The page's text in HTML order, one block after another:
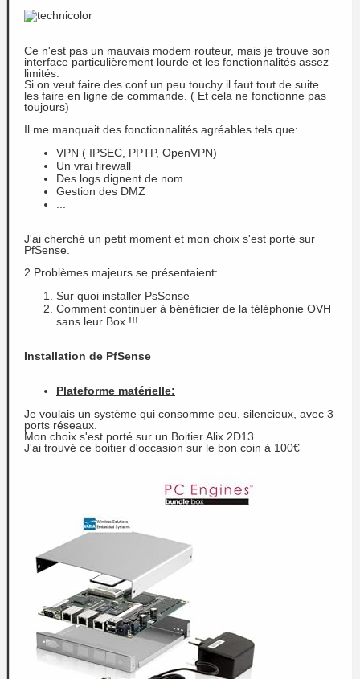
Ce n'est pas un mauvais modem routeur, mais je trouve son
interface particulièrement lourde et les fonctionnalités assez
limités.
Si on veut faire des conf un peu touchy il faut tout de suite
les faire en ligne de commande. ( Et cela ne fonctionne pas
toujours)
Il me manquait des fonctionnalités agréables tels que:
VPN ( IPSEC, PPTP, OpenVPN)
Un vrai firewall
Des logs dignent de nom
Gestion des DMZ
J'ai cherché un petit moment et mon choix s'est porté sur
PfSense.
2 Problèmes majeurs se présentaient:
Sur quoi installer PsSense
Comment continuer à bénéficier de la téléphonie OVH
sans leur Box !!!
Installation de PfSense
Plateforme matérielle:
Je voulais un système qui consomme peu, silencieux, avec 3
ports réseaux.
Mon choix s'est porté sur un Boitier Alix 2D13
J'ai trouvé ce boitier d'occasion sur le bon coin à 100€